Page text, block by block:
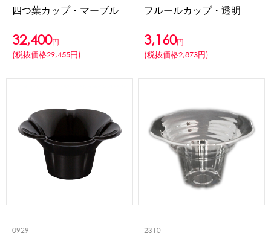
四つ葉カップ・マーブル
32,400円
(税抜価格29,455円)
フルールカップ・透明
3,160円
(税抜価格2,873円)
0929 2310